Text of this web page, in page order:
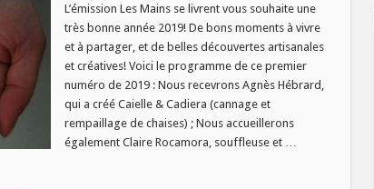
L’émission Les Mains se livrent vous souhaite une
très bonne année 2019! De bons moments à vivre
et à partager, et de belles découvertes artisanales
et créatives! Voici le programme de ce premier
numéro de 2019 : Nous recevrons Agnès Hébrard,
qui a créé Caielle & Cadiera (cannage et
rempaillage de chaises) ; Nous accueillerons
également Claire Rocamora, souffleuse et …